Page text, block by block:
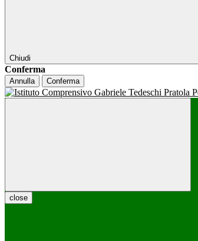
Chiudi
Conferma
Annulla Conferma
close